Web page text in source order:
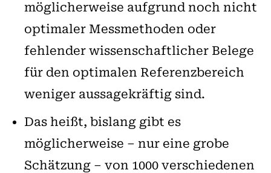
möglicherweise aufgrund noch nicht
optimaler Messmethoden oder
fehlender wissenschaftlicher Belege
für den optimalen Referenzbereich
weniger aussagekräftig sind.
Das heißt, bislang gibt es
möglicherweise – nur eine grobe
Schätzung – von 1000 verschiedenen